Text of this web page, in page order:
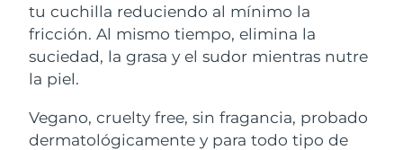
tu cuchilla reduciendo al mínimo la
fricción. Al mismo tiempo, elimina la
suciedad, la grasa y el sudor mientras nutre
la piel.
Vegano, cruelty free, sin fragancia, probado
dermatológicamente y para todo tipo de